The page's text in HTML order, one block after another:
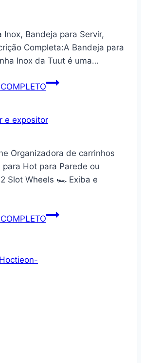
Organizador
Multiuso
para
Banheiro
|
Antiderrapante,
Rotação
Suave,
e
Inox, Bandeja para Servir,
Completa:A Bandeja para
Inox da Tuut é uma…
Tuut,
Bandeja
Servir,
30cm
Organizadora de carrinhos
para Hot para Parede ou
Slot Wheels 🏎️ Exiba e
Nicho